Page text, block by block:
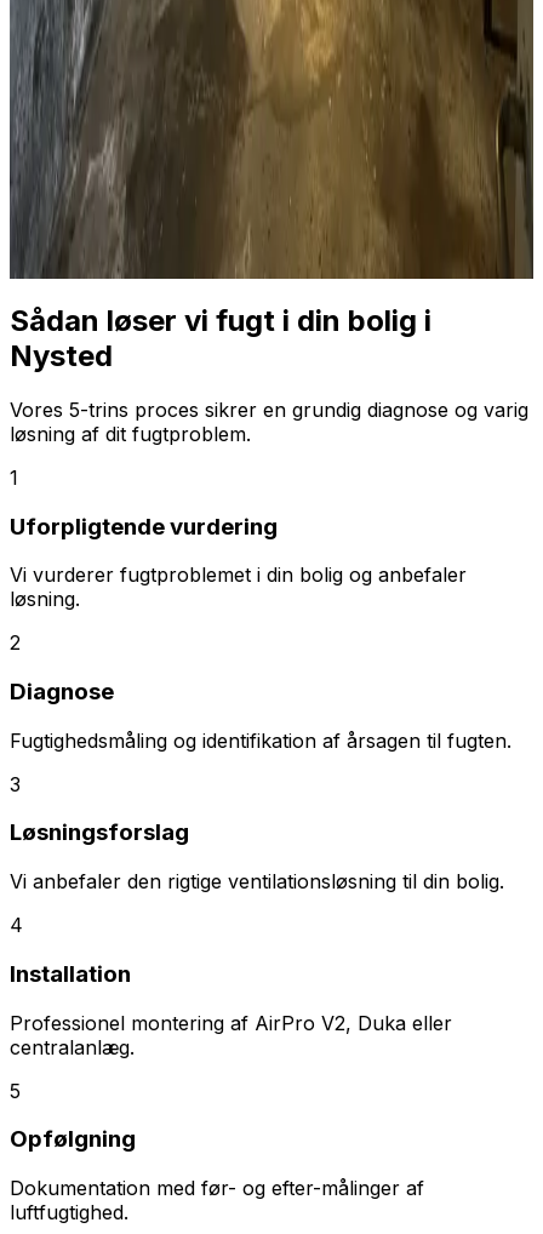
Sådan løser vi fugt i din bolig i
Nysted
Vores 5-trins proces sikrer en grundig diagnose og varig
løsning af dit fugtproblem.
1
Uforpligtende vurdering
Vi vurderer fugtproblemet i din bolig og anbefaler
løsning.
2
Diagnose
Fugtighedsmåling og identifikation af årsagen til fugten.
3
Løsningsforslag
Vi anbefaler den rigtige ventilationsløsning til din bolig.
4
Installation
Professionel montering af AirPro V2, Duka eller
centralanlæg.
5
Opfølgning
Dokumentation med før- og efter-målinger af
luftfugtighed.